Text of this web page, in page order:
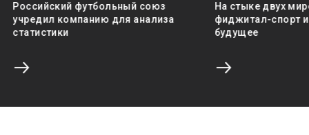
Российский футбольный союз
учредил компанию для анализа
статистики
На стыке двух
фиджитал-спорт
будущее